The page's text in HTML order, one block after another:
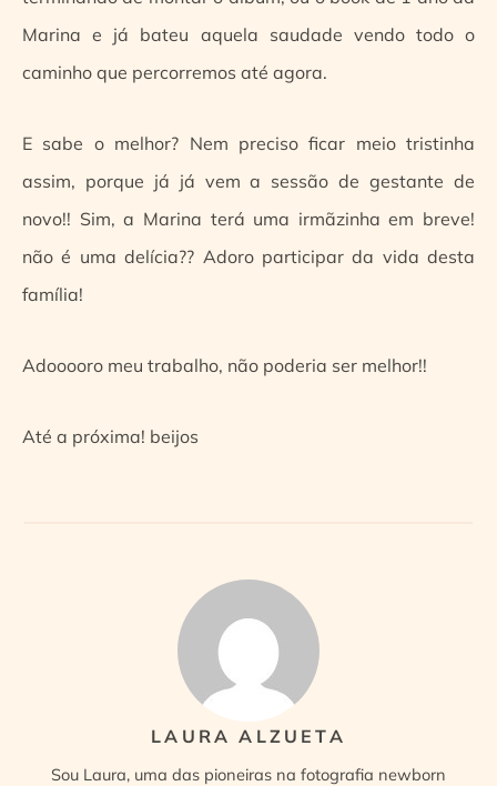
Marina e já bateu aquela saudade vendo todo o
caminho que percorremos até agora.
E sabe o melhor? Nem preciso ficar meio tristinha
assim, porque já já vem a sessão de gestante de
novo!! Sim, a Marina terá uma irmãzinha em breve!
não é uma delícia?? Adoro participar da vida desta
família!
Adooooro meu trabalho, não poderia ser melhor!!
Até a próxima! beijos
LAURA ALZUETA
Sou Laura, uma das pioneiras na fotografia newborn